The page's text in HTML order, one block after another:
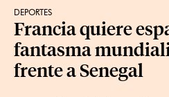
DEPORTES
Francia quiere
fantasma
frente a Senegal